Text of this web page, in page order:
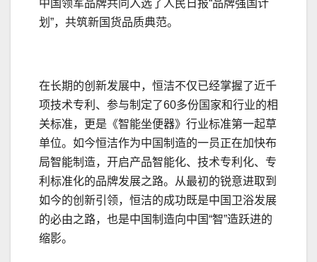
中国领军品牌共同入选了人民日报“品牌强国计
划”，共筑新国货品质典范。
在长期的创新发展中，恒洁不仅已经掌握了近千
项技术专利、参与制定了60多份国家和行业的相
关标准，更是《智能坐便器》行业标准第一起草
单位。如今恒洁作为中国制造的一员正在加快布
局智能制造，开启产品智能化、技术专利化、专
利标准化的品牌发展之路。从最初的锐意进取到
如今的创新引领，恒洁的成功既是中国卫浴发展
的必由之路，也是中国制造向中国“智”造跃进的
缩影。